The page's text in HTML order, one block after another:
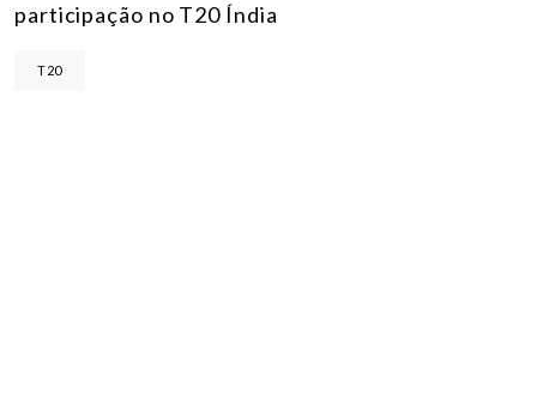
participação no T20 Índia
T20